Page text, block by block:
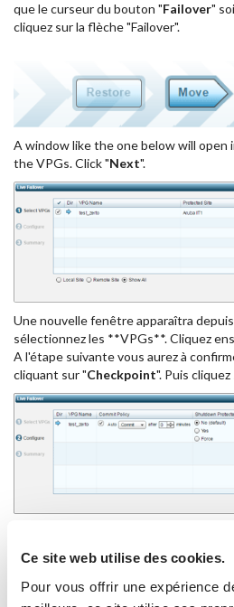
Ce site web utilise des cookies.
Pour vous offrir une expérience
que le curseur du bouton "Failover"
cliquez sur la flèche "Failover".
A window like the one below will open
the VPGs. Click "Next".
Une nouvelle fenêtre apparaîtra
sélectionnez les **VPGs**. Cliquez
A l'étape suivante vous aurez à
cliquant sur "Checkpoint". Puis cliquez
aurez à cliquer sur le bouton "
d'afficher la fenêtre "Select